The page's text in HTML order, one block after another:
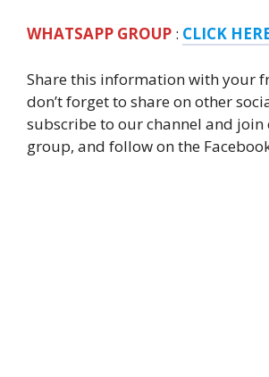
WHATSAPP GROUP : CLICK
Share this information with your
don’t forget to share on other
subscribe to our channel and join
group, and follow on the